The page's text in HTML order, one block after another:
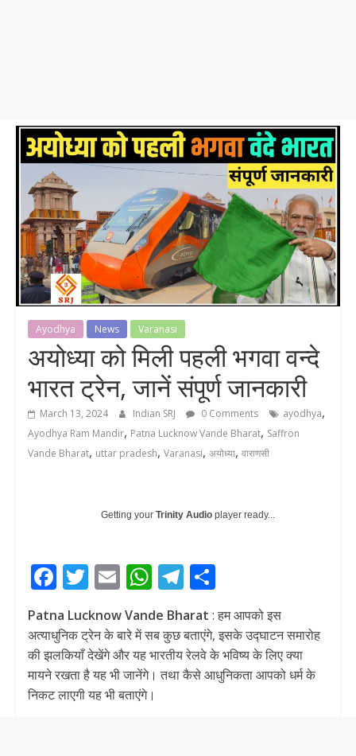
Ayodhya News Varanasi
अयोध्या को मिली पहली भगवा वन्दे
भारत ट्रेन, जानें संपूर्ण जानकारी
March 13, 2024 Indian SRJ 0 Comments ayodhya,
Ayodhya Ram Mandir, Patna Lucknow Vande Bharat, Saffron
Vande Bharat, uttar pradesh, Varanasi, अयोध्या, वाराणसी
Getting your Trinity Audioplayer ready...
F
ac
e
b
o
o
T
w
itt
er
E
m
ai
l
W
h
at
s
A
p
T
e
gr
a
S
ar
e
Patna Lucknow Vande Bharat : हम आपको इस
अत्याधुनिक ट्रेन के बारे में सब कुछ बताएंगे, इसके उद्घाटन समारोह
की झलकियाँ देखेंगे और यह भारतीय रेलवे के भविष्य के लिए क्या
मायने रखता है यह भी जानेंगे। तथा कैसे आधुनिकता आपको धर्म के
निकट लाएगी यह भी बताएंगे।